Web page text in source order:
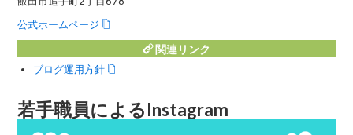
公式ホームページ
関連リンク
ブログ運用方針
若手職員によるInstagram